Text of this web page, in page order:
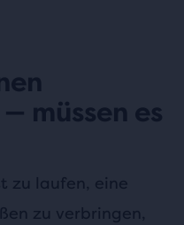
müssen es
zu laufen, eine
zu verbringen,